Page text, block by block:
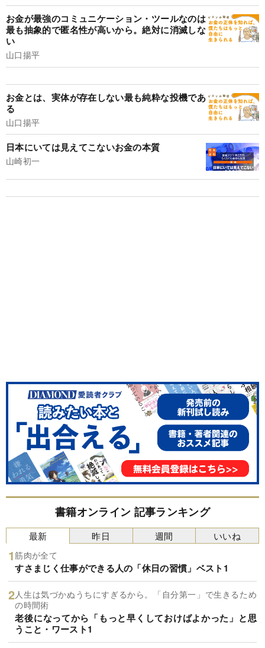
お金が最強のコミュニケーション・ツールなのは
最も抽象的で匿名性が高いから。絶対に消滅しな
い
山口揚平
お金とは、実体が存在しない最も純粋な投機であ
る
山口揚平
日本にいては見えてこないお金の本質
山崎初一
書籍オンライン 記事ランキング
最新
筋肉が全て
すさまじく仕事ができる人の「休日の習慣」ベスト1
人生は気づかぬうちにすぎるから。「自分第一」で生きるため
の時間術
老後になってから「もっと早くしておけばよかった」と思
うこと・ワースト1
昨日 週間 いいね